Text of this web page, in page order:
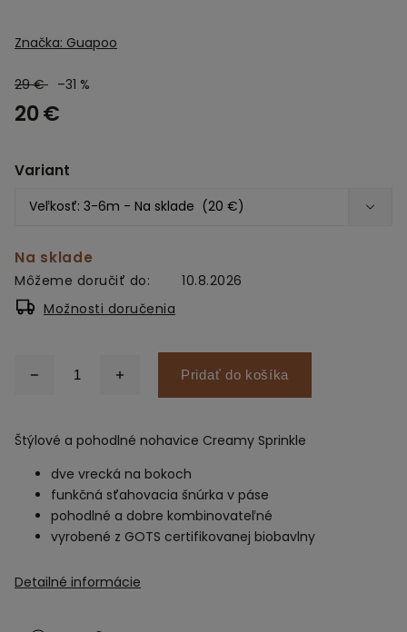
Značka: Guapoo
29 € –31 %
20 €
Na sklade
Môžeme doručiť do:
10.8.2026
Možnosti doručenia
Variant
Pridať do košíka
Štýlové a pohodlné nohavice Creamy Sprinkle
dve vrecká na bokoch
funkčná sťahovacia šnúrka v páse
pohodlné a dobre kombinovateľné
vyrobené z GOTS certifikovanej biobavlny
Detailné informácie